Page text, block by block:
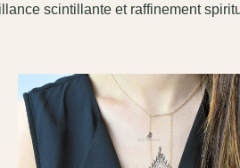
scintillante et raffinement